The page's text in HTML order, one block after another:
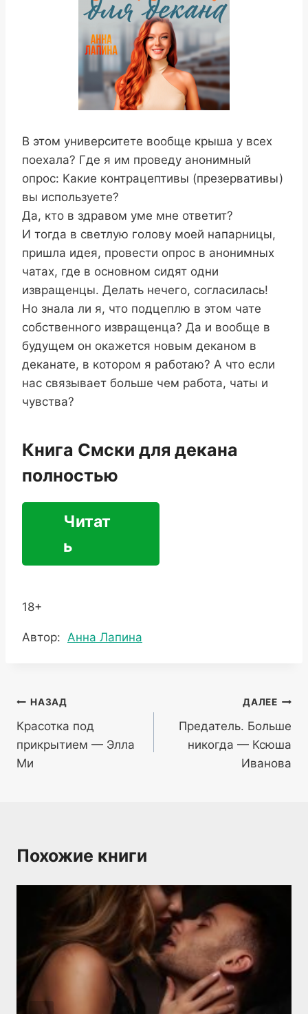
В этом университете вообще крыша у всех
поехала? Где я им проведу анонимный
опрос: Какие контрацептивы (презервативы)
вы используете?
Да, кто в здравом уме мне ответит?
И тогда в светлую голову моей напарницы,
пришла идея, провести опрос в анонимных
чатах, где в основном сидят одни
извращенцы. Делать нечего, согласилась!
Но знала ли я, что подцеплю в этом чате
собственного извращенца? Да и вообще в
будущем он окажется новым деканом в
деканате, в котором я работаю? А что если
нас связывает больше чем работа, чаты и
чувства?
Книга Смски для декана
полностью
Читат
ь
18+
Метки
Автор: Анна Лапина
Навигация
по
записям
НАЗАД
Красотка под
прикрытием — Элла
Ми
ДАЛЕЕ
Предатель. Больше
никогда — Ксюша
Иванова
Похожие книги